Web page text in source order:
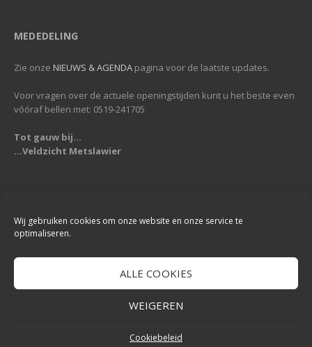
Wij gebruiken cookies om onze website en onze service te
optimaliseren.
ALLE COOKIES
WEIGEREN
Cookiebeleid
MEDEDELING
Zie onze NIEUWS & AGENDA pagina voor de laatste updates.
Voor vragen over de actuele openingstijden kunt u het beste even
vóóraf bellen met: 0519-241705
Tot gauw bij...
...Veldzicht Metslawier
| Webdesign & Development -DigiReus